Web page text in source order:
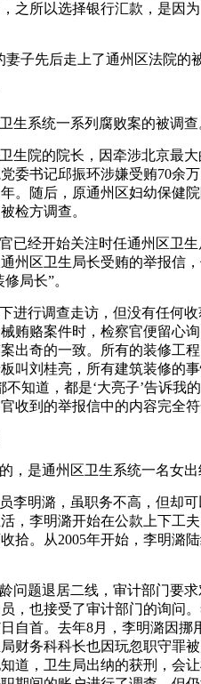
之所以选择银行汇款，是因
妻子先后走上了通州区法院的
生系统一系列腐败案的被调查
生院的院长，因牵涉北京最
委书记邱振环涉嫌受贿70余
。随后，原通州区妇幼保健
检方调查。
已经开始关注时任通州区卫
州区卫生局长受贿的举报信
局长”。
进行调查走访，但没有任何
贿赂案件时，检察官便留心
出奇的一致。所有的装修工
叫刘桂亮，所有建筑装修的
知道，都是‘大亮子’告诉我
收到的举报信中的内容完全
，是通州区卫生系统一名女
李明潞，虽职务不高，但却
，李明潞开始在公款上下工
拾。从2005年开始，李明潞
问题退居二线，审计部门要
，也接受了审计部门的询问
自首。去年8月，李明潞因挪
财务科科长也因玩忽职守罪
道，卫生局出纳的获刑，会